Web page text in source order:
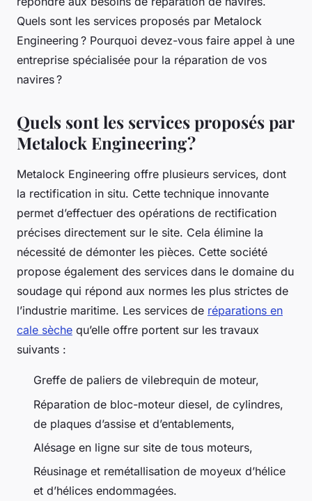
Quels sont les services proposés par Metalock
Engineering ? Pourquoi devez-vous faire appel à une
entreprise spécialisée pour la réparation de vos
navires ?
Quels sont les services proposés par
Metalock Engineering ?
Metalock Engineering offre plusieurs services, dont
la rectification in situ. Cette technique innovante
permet d’effectuer des opérations de rectification
précises directement sur le site. Cela élimine la
nécessité de démonter les pièces. Cette société
propose également des services dans le domaine du
soudage qui répond aux normes les plus strictes de
l’industrie maritime. Les services de réparations en
cale sèche qu’elle offre portent sur les travaux
suivants :
Greffe de paliers de vilebrequin de moteur,
Réparation de bloc-moteur diesel, de cylindres,
de plaques d’assise et d’entablements,
Alésage en ligne sur site de tous moteurs,
Réusinage et remétallisation de moyeux d’hélice
et d’hélices endommagées.